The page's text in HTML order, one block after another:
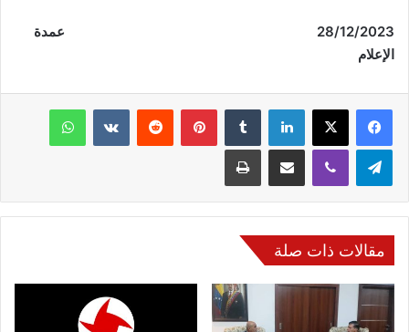
28/12/2023
عمدة
الإعلام
فيسبوك لينكدإن بينتيريست
مقالات ذات صلة